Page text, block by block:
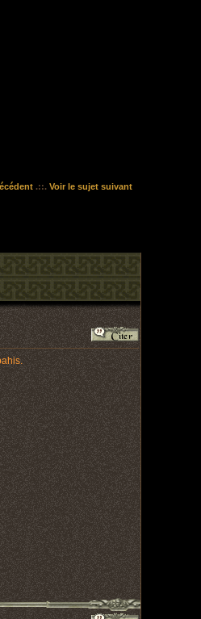
.::. Voir le sujet suivant